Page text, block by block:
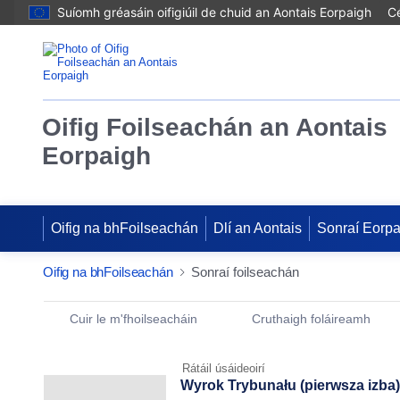
Suíomh gréasáin oifigiúil de chuid an Aontais Eorpaigh
Oifig Foilseachán an Aontais
Eorpaigh
Oifig na bhFoilseachán Dlí an Aontais Sonraí
Oifig na bhFoilseachán Sonraí foilseachán
Publication Detail Actions Portlet
Cuir le m'fhoilseacháin Cruthaigh foláireamh
Rátáil úsáideoirí
Wyrok Trybunału (pierwsza